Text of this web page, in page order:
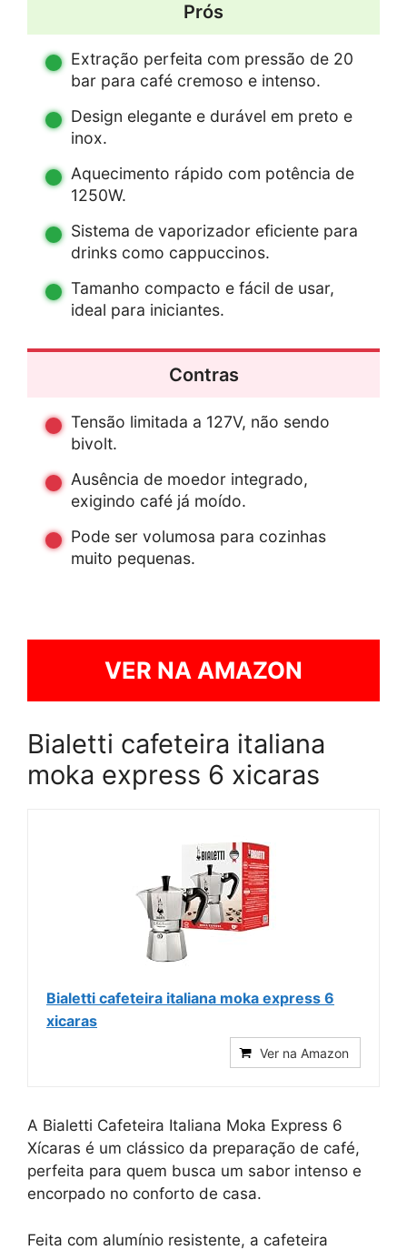
Prós
Extração perfeita com pressão de 20
bar para café cremoso e intenso.
Design elegante e durável em preto e
inox.
Aquecimento rápido com potência de
1250W.
Sistema de vaporizador eficiente para
drinks como cappuccinos.
Tamanho compacto e fácil de usar,
ideal para iniciantes.
Contras
Tensão limitada a 127V, não sendo
bivolt.
Ausência de moedor integrado,
exigindo café já moído.
Pode ser volumosa para cozinhas
muito pequenas.
VER NA AMAZON
Bialetti cafeteira italiana
moka express 6 xicaras
Bialetti cafeteira italiana moka express 6
xicaras
Ver na Amazon
A Bialetti Cafeteira Italiana Moka Express 6
Xícaras é um clássico da preparação de café,
perfeita para quem busca um sabor intenso e
encorpado no conforto de casa.
Feita com alumínio resistente, a cafeteira